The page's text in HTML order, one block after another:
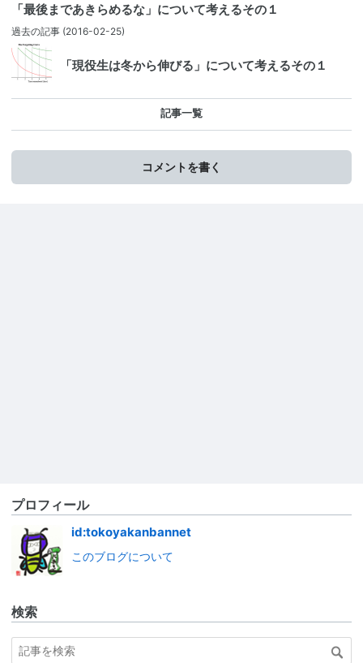
「最後まであきらめるな」について考えるその１
過去の記事 (2016-02-25)
「現役生は冬から伸びる」について考えるその１
記事一覧
コメントを書く
プロフィール
id:tokoyakanbannet
このブログについて
検索